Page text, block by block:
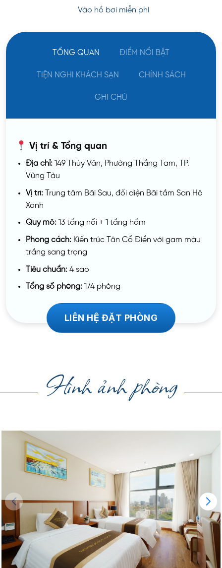
Vào hồ bơi miễn phí
TỔNG QUAN ĐIỂM NỔI BẬT
TIỆN NGHI KHÁCH SẠN CHÍNH SÁCH
GHI CHÚ
Vị trí & Tổng quan
Địa chỉ: 149 Thùy Vân, Phường Thắng Tam, TP.
Vũng Tàu
Vị trí: Trung tâm Bãi Sau, đối diện Bãi tắm San Hô
Xanh
Quy mô: 13 tầng nổi + 1 tầng hầm
Phong cách: Kiến trúc Tân Cổ Điển với gam màu
trắng sang trọng
Tiêu chuẩn: 4 sao
Tổng số phòng: 174 phòng
LIÊN HỆ ĐẶT PHÒNG
Hình ảnh phòng